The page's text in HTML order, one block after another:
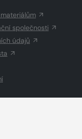
společnosti
údajů